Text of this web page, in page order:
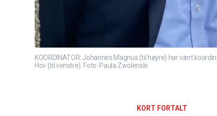
KOORDINATOR: Johannes Magnus (til høyre) har vært
Hov (til venstre). Foto: Paula Zwolenski
KORT FORTALT